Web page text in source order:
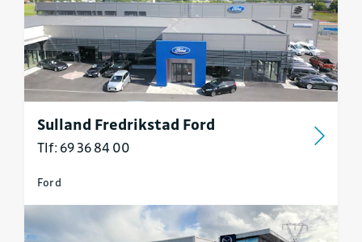
Sulland Fredrikstad Ford
Tlf: 69 36 84 00
Ford